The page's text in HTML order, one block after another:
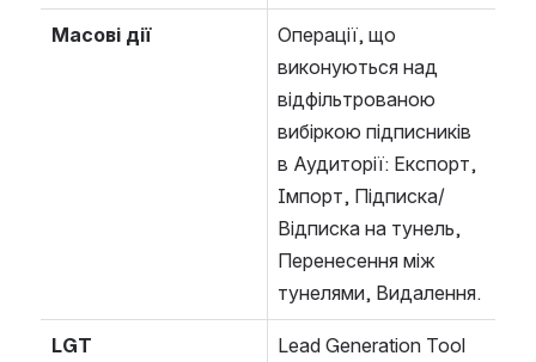
Масові дії
Операції, що
виконуються над
відфільтрованою
вибіркою підписників
в Аудиторії: Експорт,
Імпорт, Підписка/
Відписка на тунель,
Перенесення між
тунелями, Видалення.
LGT
Lead Generation Tool